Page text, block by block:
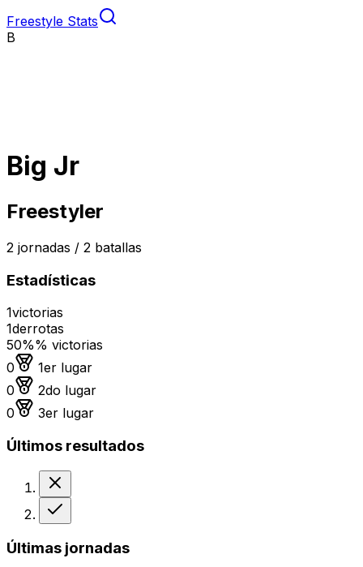
Freestyle Stats
B
Big Jr
Freestyler
2 jornadas / 2 batallas
Estadísticas
1victorias
1derrotas
50%% victorias
0
Medalla de oro
1er lugar
0
Medalla de plata
2do lugar
0
Medalla de bronce
3er lugar
Últimos resultados
Últimas jornadas